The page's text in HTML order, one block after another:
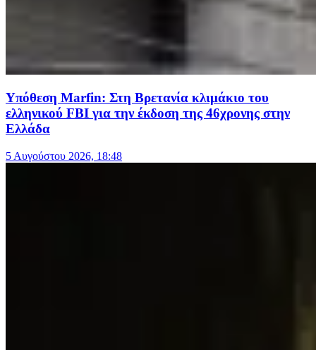
Υπόθεση Marfin: Στη Βρετανία κλιμάκιο του
ελληνικού FBI για την έκδοση της 46χρονης στην
Ελλάδα
5 Αυγούστου 2026, 18:48